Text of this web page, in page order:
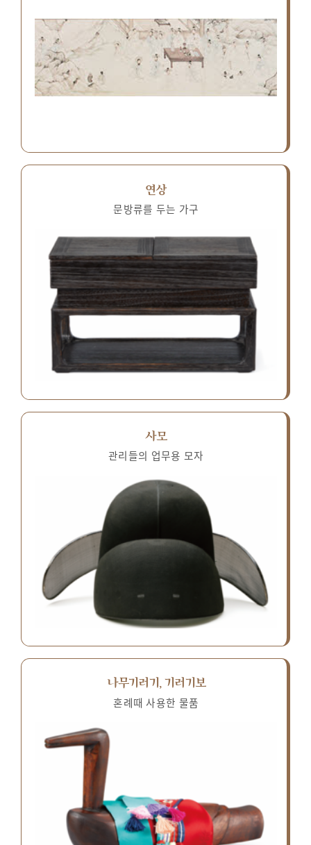
연상
문방류를 두는 가구
사모
관리들의 업무용 모자
나무기러기, 기러기보
혼례때 사용한 물품